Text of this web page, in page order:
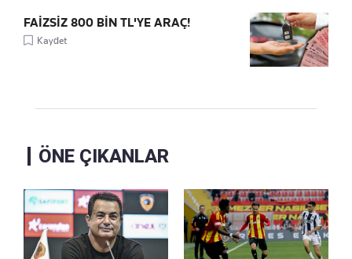
FAİZSİZ 800 BİN TL'YE ARAÇ!
Kaydet
ÖNE ÇIKANLAR